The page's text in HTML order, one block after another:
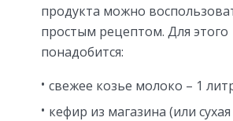
продукта можно
простым рецептом. Для этого
понадобится:
свежее козье молоко – 1
кефир из магазина (или сухая